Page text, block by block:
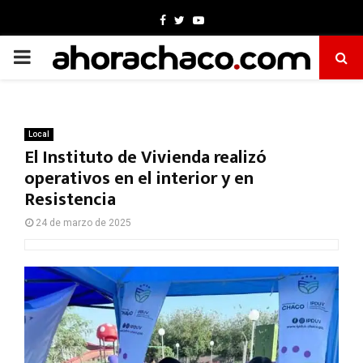
Facebook
TwitterYoutube
PRIMARY
Local
El Instituto de Vivienda realizó
operativos en el interior y en
Resistencia
24 de marzo de 2025